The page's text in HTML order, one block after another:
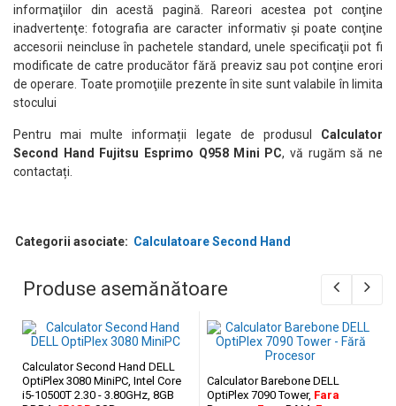
informaţiilor din acestă pagină. Rareori acestea pot conţine
inadvertenţe: fotografia are caracter informativ şi poate conţine
accesorii neincluse în pachetele standard, unele specificaţii pot fi
modificate de catre producător fără preaviz sau pot conţine erori
de operare. Toate promoţiile prezente în site sunt valabile în limita
stocului
Pentru mai multe informații legate de produsul Calculator
Second Hand Fujitsu Esprimo Q958 Mini PC, vă rugăm să ne
contactați.
Categorii asociate: Calculatoare Second Hand
Produse asemănătoare
Calculator Second Hand DELL
OptiPlex 3080 MiniPC, Intel Core
i5-10500T 2.30 - 3.80GHz, 8GB
Calculator Barebone DELL
OptiPlex 7090 Tower, Fara